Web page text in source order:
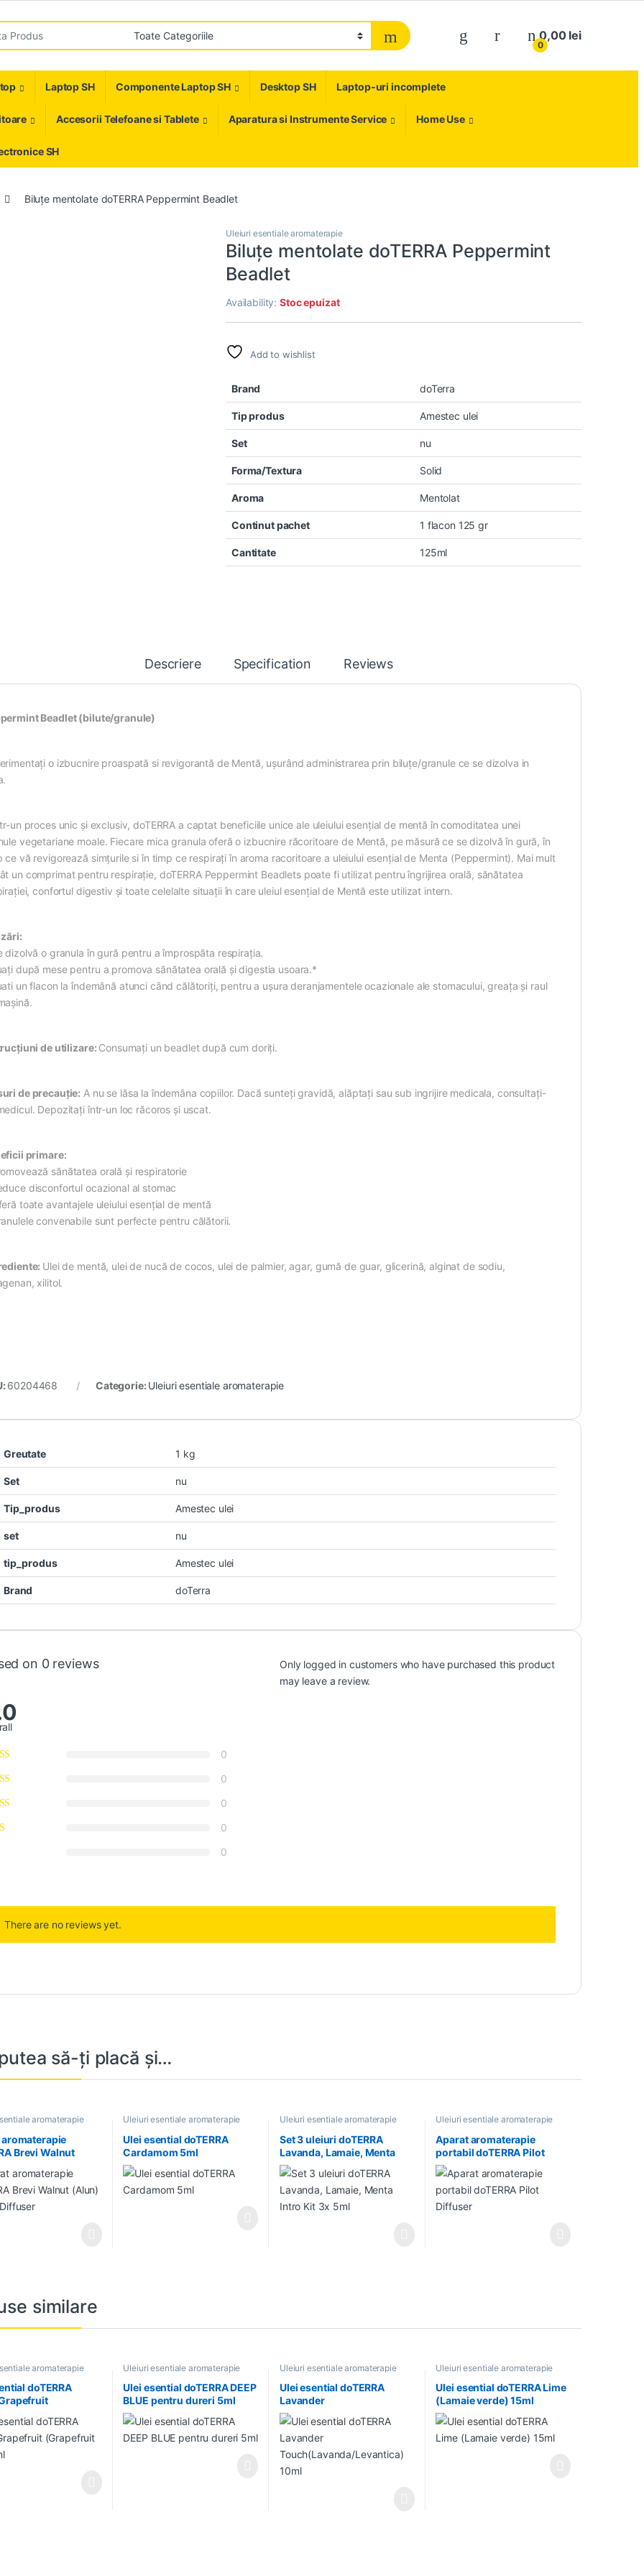
My Account
0
0,00 lei
Laptop SH Componente Laptop SH Desktop SH Laptop-uri incomplete
Accesorii Telefoane si Tablete Aparatura si Instrumente Service Home Use
SH
Biluțe mentolate doTERRA Peppermint Beadlet
Uleiuri esentiale aromaterapie
Biluțe mentolate doTERRA Peppermint
Beadlet
Availability:Stoc epuizat
Add to wishlist
Brand doTerra
Tip produs Amestec ulei
Set nu
Forma/Textura Solid
Aroma Mentolat
Continut pachet 1 flacon 125 gr
Cantitate 125ml
Descriere Specification Reviews
Beadlet (bilute/granule)
o izbucnire proaspată si revigorantă de Mentă, ușurând administrarea prin biluțe/granule ce se dizolva in
un proces unic și exclusiv, doTERRA a captat beneficiile unice ale uleiului esențial de mentă în comoditatea unei
vegetariane moale. Fiecare mica granula oferă o izbucnire răcoritoare de Mentă, pe măsură ce se dizolvă în gură, în
ce vă revigorează simțurile si în timp ce respirați în aroma racoritoare a uleiului esențial de Menta (Peppermint). Mai mult
un comprimat pentru respirație, doTERRA Peppermint Beadlets poate fi utilizat pentru îngrijirea orală, sănătatea
confortul digestiv și toate celelalte situații în care uleiul esențial de Mentă este utilizat intern.
dizolvă o granula în gură pentru a împrospăta respirația.
după mese pentru a promova sănătatea orală și digestia usoara.*
un flacon la îndemână atunci când călătoriți, pentru a ușura deranjamentele ocazionale ale stomacului, greața și raul
de utilizare: Consumați un beadlet după cum doriți.
de precauție: A nu se lăsa la îndemâna copiilor. Dacă sunteți gravidă, alăptați sau sub ingrijire medicala, consultați-
Depozitați într-un loc răcoros și uscat.
primare:
sănătatea orală și respiratorie
disconfortul ocazional al stomac
toate avantajele uleiului esențial de mentă
convenabile sunt perfecte pentru călătorii.
Ulei de mentă, ulei de nucă de cocos, ulei de palmier, agar, gumă de guar, glicerină, alginat de sodiu,
xilitol.
60204468 Categorie: Uleiuri esentiale aromaterapie
Greutate 1 kg
Set nu
Tip_produs Amestec ulei
set nu
tip_produs Amestec ulei
Brand doTerra
on 0 reviews
0
0
0
0
0
Only logged in customers who have purchased this product
may leave a review.
There are no reviews yet.
să-ți placă și…
aromaterapie
Brevi Walnut
Uleiuri esentiale aromaterapie
Ulei esential doTERRA
Cardamom 5ml
Uleiuri esentiale aromaterapie
Set 3 uleiuri doTERRA
Lavanda, Lamaie, Menta
Intro Kit 3x 5ml
Uleiuri esentiale aromaterapie
Aparat aromaterapie
portabil doTERRA Pilot
Diffuser
similare
aromaterapie
doTERRA
Uleiuri esentiale aromaterapie
Ulei esential doTERRA DEEP
BLUE pentru dureri 5ml
Uleiuri esentiale aromaterapie
Ulei esential doTERRA
Lavander
Touch(Lavanda/Levantica)
10ml
Uleiuri esentiale aromaterapie
Ulei esential doTERRA Lime
(Lamaie verde) 15ml